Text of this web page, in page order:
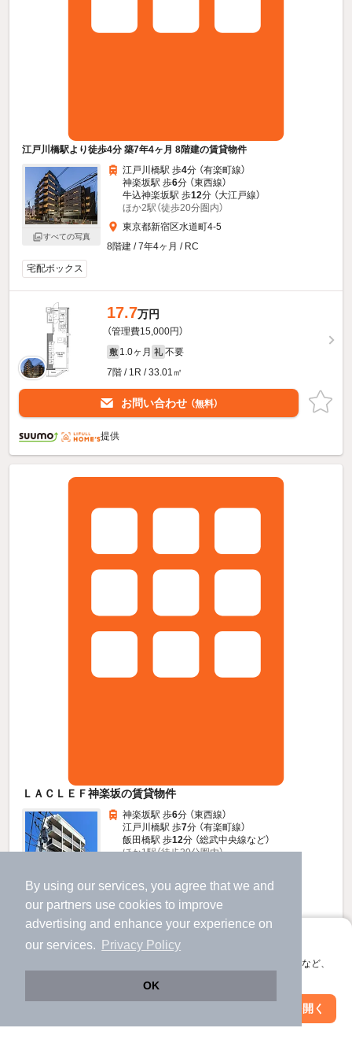
By using our services, you agree that we and
our partners use cookies to improve
advertising and enhance your experience on
our services.
Privacy Policy
OK
アプリに切り替えて、サクサクお部屋探し
会員登録なしですぐ使える。マップ検索やお気に入り保存など、
アプリを開く
江戸川橋駅より徒歩4分 築7年4ヶ月 8階建の賃貸物件
すべての写真
江戸川橋駅 歩4分 （有楽町線）
神楽坂駅 歩6分 （東西線）
牛込神楽坂駅 歩12分 （大江戸線）
ほか2駅（徒歩20分圏内）
東京都新宿区水道町4-5
8階建 / 7年4ヶ月 / RC
宅配ボックス
17.7万円
（管理費15,000円）
敷 1.0ヶ月 礼 不要
7階 / 1R / 33.01㎡
お問い合わせ （無料）
提供
ＬＡＣＬＥＦ神楽坂の賃貸物件
すべての写真
神楽坂駅 歩6分 （東西線）
江戸川橋駅 歩7分 （有楽町線）
飯田橋駅 歩12分 （総武中央線など）
ほか1駅（徒歩20分圏内）
7階建 / 9年5ヶ月 / RC
駐輪場あり 宅配ボックス
万円
敷 不要 礼 1.5ヶ月
絞り込み条件を変更